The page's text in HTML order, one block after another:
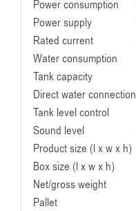
Power consumption
Power supply
Rated current
Water consumption
Tank capacity
Direct water connection
Tank level control
Sound level
Product size (l x w x h)
Box size (l x w x h)
Net/gross weight
Pallet